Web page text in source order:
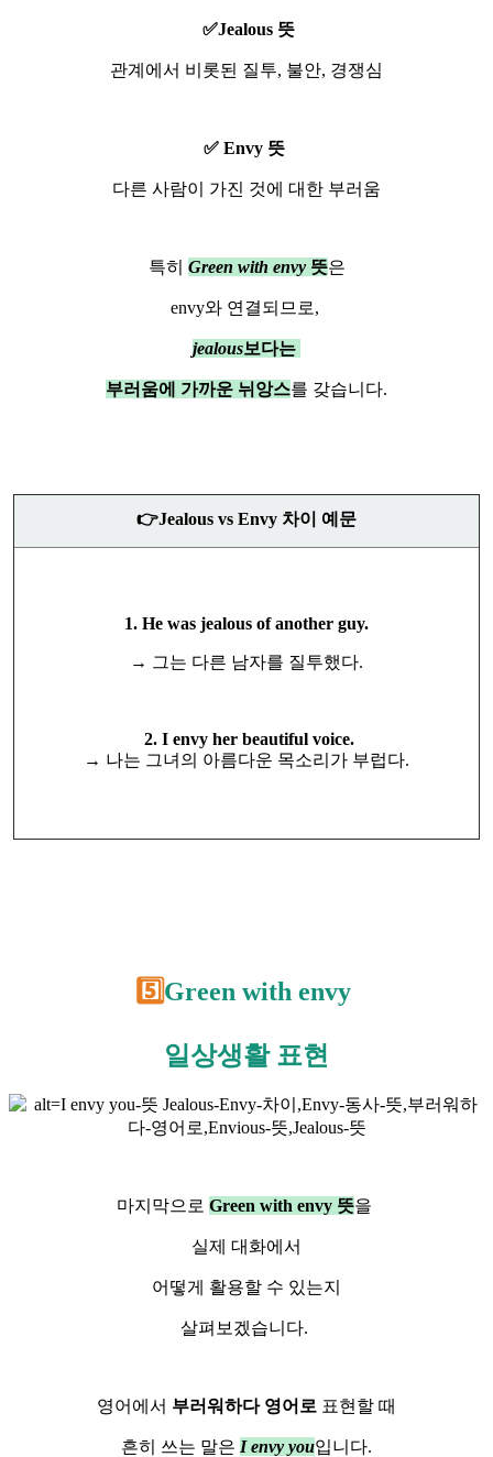
✅Jealous 뜻
관계에서 비롯된 질투, 불안, 경쟁심
✅ Envy 뜻
다른 사람이 가진 것에 대한 부러움
특히 Green with envy 뜻은
envy와 연결되므로,
jealous보다는
부러움에 가까운 뉘앙스를 갖습니다.
👉Jealous vs Envy 차이 예문
1. He was jealous of another guy.
→ 그는 다른 남자를 질투했다.
2. I envy her beautiful voice.
→ 나는 그녀의 아름다운 목소리가 부럽다.
5️⃣Green with envy
일상생활 표현
마지막으로 Green with envy 뜻을
실제 대화에서
어떻게 활용할 수 있는지
살펴보겠습니다.
영어에서 부러워하다 영어로 표현할 때
흔히 쓰는 말은 I envy you입니다.